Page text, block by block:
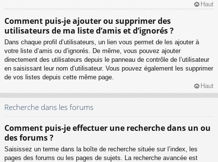
Haut
Comment puis-je ajouter ou supprimer des
utilisateurs de ma liste d’amis et d’ignorés ?
Dans chaque profil d’utilisateurs, un lien vous permet de les ajouter à
votre liste d’amis ou d’ignorés. De même, vous pouvez ajouter
directement des utilisateurs depuis le panneau de contrôle de l’utilisateur
en saisissant leur nom d’utilisateur. Vous pouvez également les supprimer
de vos listes depuis cette même page.
Haut
Recherche dans les forums
Comment puis-je effectuer une recherche dans un ou
des forums ?
Saisissez un terme dans la boîte de recherche située sur l’index, les
pages des forums ou les pages de sujets. La recherche avancée est